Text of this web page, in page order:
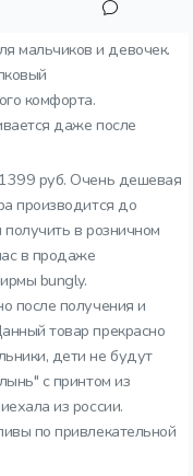
мальчиков и девочек.
комфорта.
даже после
руб. Очень дешевая
производится до
в розничном
в продаже
bungly.
после получения и
товар прекрасно
дети не будут
с принтом из
из россии.
по привлекательной